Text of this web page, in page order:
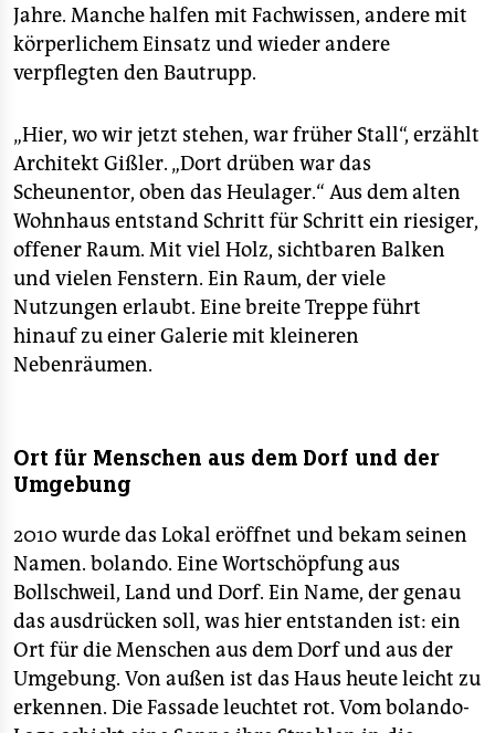
Jahre. Manche halfen mit Fachwissen, andere mit
körperlichem Einsatz und wieder andere
verpflegten den Bautrupp.
„Hier, wo wir jetzt stehen, war früher Stall“, erzählt
Architekt Gißler. „Dort drüben war das
Scheunentor, oben das Heulager.“ Aus dem alten
Wohnhaus entstand Schritt für Schritt ein riesiger,
offener Raum. Mit viel Holz, sichtbaren Balken
und vielen Fenstern. Ein Raum, der viele
Nutzungen erlaubt. Eine breite Treppe führt
hinauf zu einer Galerie mit kleineren
Nebenräumen.
Ort für Menschen aus dem Dorf und der
Umgebung
2010 wurde das Lokal eröffnet und bekam seinen
Namen. bolando. Eine Wortschöpfung aus
Bollschweil, Land und Dorf. Ein Name, der genau
das ausdrücken soll, was hier entstanden ist: ein
Ort für die Menschen aus dem Dorf und aus der
Umgebung. Von außen ist das Haus heute leicht zu
erkennen. Die Fassade leuchtet rot. Vom bolando-